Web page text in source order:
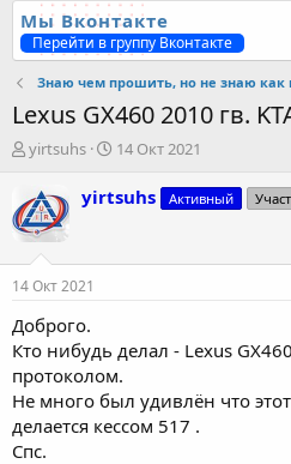
Мы Вконтакте
Перейти в группу Вконтакте
Знаю чем прошить, но не знаю как
Lexus GX460 2010 гв.
А
т
о
р
е
м
ы
yirtsuhs
Д
т
14 Окт 2021
yirtsuhs Активный
14 Окт 2021
Доброго.
Кто нибудь делал - Lexus
протоколом.
Не много был удивлён что
делается кессом 517 .
Спс.